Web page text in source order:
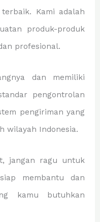
Kami adalah
produk-produk
profesional.
dan memiliki
pengontrolan
pengiriman yang
wilayah Indonesia.
jangan ragu untuk
membantu dan
kamu butuhkan